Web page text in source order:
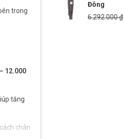
trong
12.000
tăng
chân
Đông
6.292.000₫